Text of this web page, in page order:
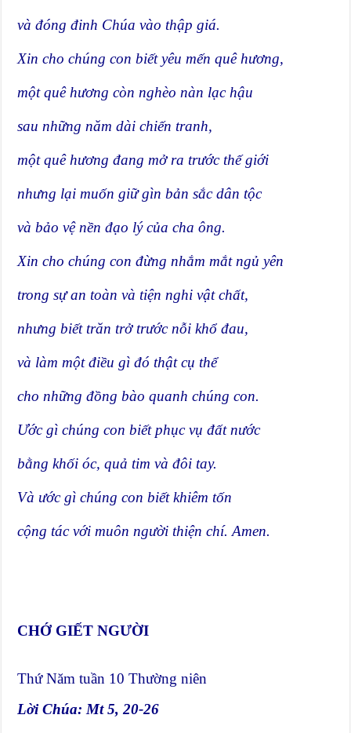
và đóng đinh Chúa vào thập giá.
Xin cho chúng con biết yêu mến quê hương,
một quê hương còn nghèo nàn lạc hậu
sau những năm dài chiến tranh,
một quê hương đang mở ra trước thế giới
nhưng lại muốn giữ gìn bản sắc dân tộc
và bảo vệ nền đạo lý của cha ông.
Xin cho chúng con đừng nhắm mắt ngủ yên
trong sự an toàn và tiện nghi vật chất,
nhưng biết trăn trở trước nỗi khổ đau,
và làm một điều gì đó thật cụ thể
cho những đồng bào quanh chúng con.
Ước gì chúng con biết phục vụ đất nước
bằng khối óc, quả tim và đôi tay.
Và ước gì chúng con biết khiêm tốn
cộng tác với muôn người thiện chí. Amen.
CHỚ GIẾT NGƯỜI
Thứ Năm tuần 10 Thường niên
Lời Chúa: Mt 5, 20-26